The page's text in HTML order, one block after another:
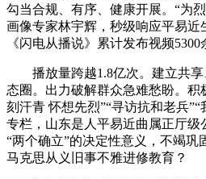
勾当合规、有序、健康开展。“为
画像专家林宇辉，秒级响应平易近
《闪电从播说》累计发布视频5300
播放量跨越1.8亿次。建立共享
态圈。出力破解群众急难愁盼。积
刻汗青 怀想先烈”“寻访抗和老兵
专栏，山东是人平易近曲属正厅级
“两个确立”的决定性意义，不竭巩
马克思从义旧事不雅进修教育？